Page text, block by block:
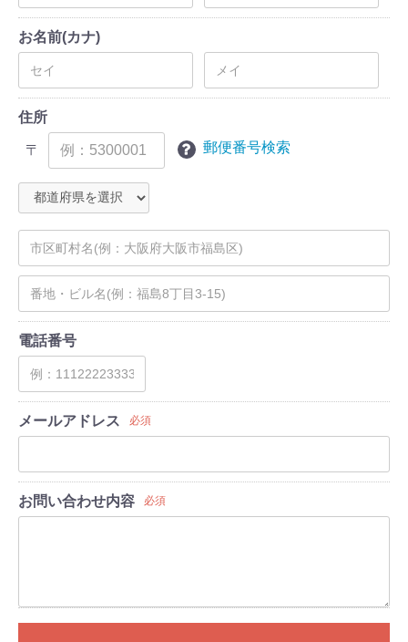
お名前(カナ)
住所
〒 郵便番号検索
電話番号
メールアドレス 必須
お問い合わせ内容 必須